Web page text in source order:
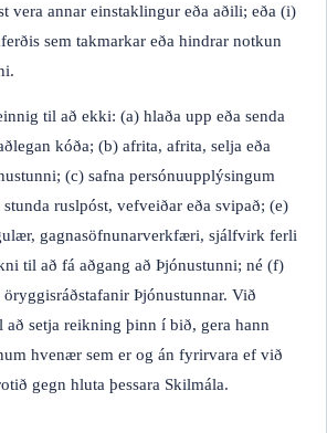
vera annar einstaklingur eða aðili; eða (i)
sem takmarkar eða hindrar notkun
til að ekki: (a) hlaða upp eða senda
kóða; (b) afrita, afrita, selja eða
(c) safna persónuupplýsingum
ruslpóst, vefveiðar eða svipað; (e)
gagnasöfnunarverkfæri, sjálfvirk ferli
til að fá aðgang að Þjónustunni; né (f)
Þjónustunnar. Við
setja reikning þinn í bið, gera hann
hvenær sem er og án fyrirvara ef við
gegn hluta þessara Skilmála.